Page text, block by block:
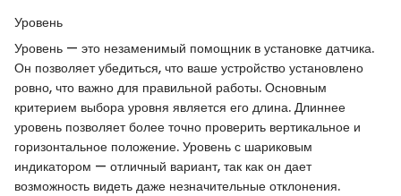
Уровень
Уровень — это незаменимый помощник в установке датчика.
Он позволяет убедиться, что ваше устройство установлено
ровно, что важно для правильной работы. Основным
критерием выбора уровня является его длина. Длиннее
уровень позволяет более точно проверить вертикальное и
горизонтальное положение. Уровень с шариковым
индикатором — отличный вариант, так как он дает
возможность видеть даже незначительные отклонения.